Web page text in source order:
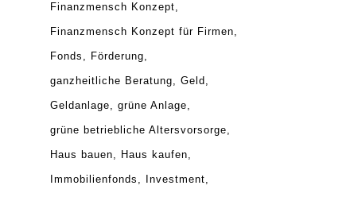
Finanzmensch Konzept
Finanzmensch Konzept für Firmen
Fonds Förderung
ganzheitliche Beratung Geld
Geldanlage grüne Anlage
grüne betriebliche Altersvorsorge
Haus bauen Haus kaufen
Immobilienfonds Investment